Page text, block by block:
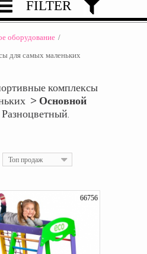
FILTER
оборудование /
для самых маленьких
комплексы
> Основной
Разноцветный.
Топ продаж
66756